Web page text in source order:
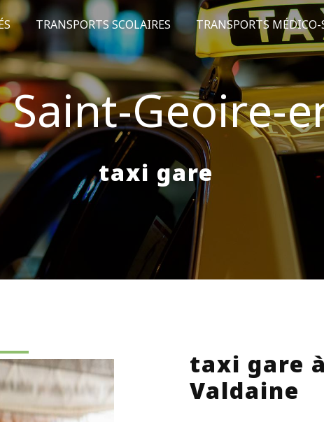
TRANSPORTS SCOLAIRES TRANSPORTS MÉDICO-
Geoire-
taxi gare
taxi gare
Valdaine